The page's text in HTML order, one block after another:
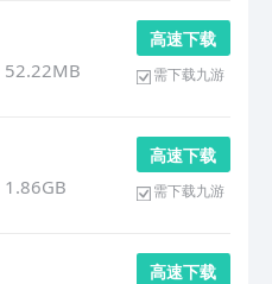
52.22MB
高 速 下 载
需下载九游
1.86GB
高 速 下 载
需下载九游
高 速 下 载